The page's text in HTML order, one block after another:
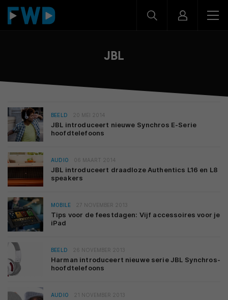
JBL
BEELD 20 MEI 2014
JBL introduceert nieuwe Synchros E-Serie
hoofdtelefoons
AUDIO 06 MAART 2014
JBL introduceert draadloze Authentics L16 en L8
speakers
MOBILE 27 NOVEMBER 2013
Tips voor de feestdagen: Vijf accessoires voor je
iPad
BEELD 26 NOVEMBER 2013
Harman introduceert nieuwe serie JBL Synchros-
hoofdtelefoons
AUDIO 21 NOVEMBER 2013